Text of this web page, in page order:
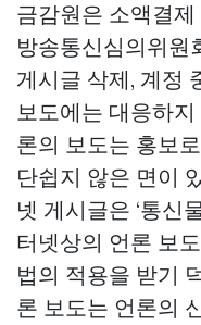
금감원은 소액결
방송통신심의위원
게시글 삭제, 계정
보도에는 대응하
론의 보도는 홍보
단쉽지 않은 면이
넷 게시글은 ‘통신
터넷상의 언론 보
법의 적용을 받기
론 보도는 언론의